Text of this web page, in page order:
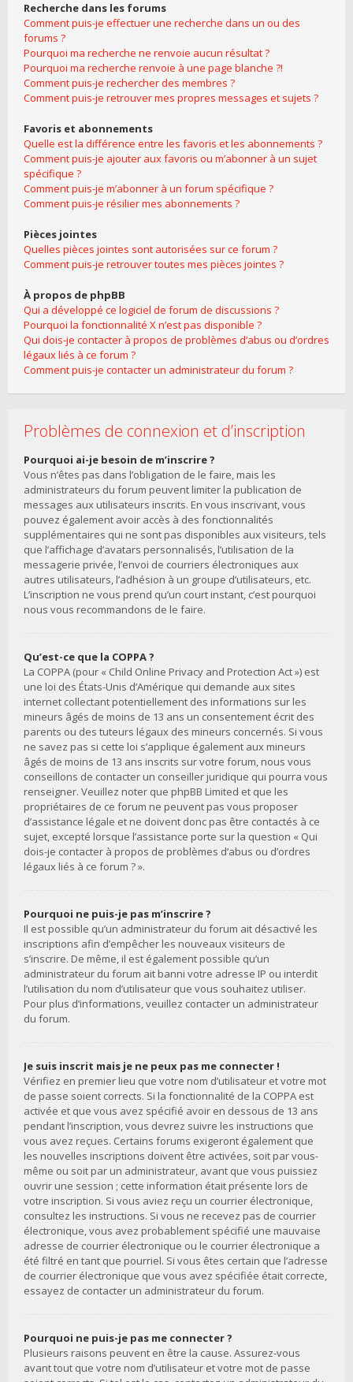
Recherche dans les forums
Comment puis-je effectuer une recherche dans un ou des
forums ?
Pourquoi ma recherche ne renvoie aucun résultat ?
Pourquoi ma recherche renvoie à une page blanche ?!
Comment puis-je rechercher des membres ?
Comment puis-je retrouver mes propres messages et sujets ?
Favoris et abonnements
Quelle est la différence entre les favoris et les abonnements ?
Comment puis-je ajouter aux favoris ou m’abonner à un sujet
spécifique ?
Comment puis-je m’abonner à un forum spécifique ?
Comment puis-je résilier mes abonnements ?
Pièces jointes
Quelles pièces jointes sont autorisées sur ce forum ?
Comment puis-je retrouver toutes mes pièces jointes ?
À propos de phpBB
Qui a développé ce logiciel de forum de discussions ?
Pourquoi la fonctionnalité X n’est pas disponible ?
Qui dois-je contacter à propos de problèmes d’abus ou d’ordres
légaux liés à ce forum ?
Comment puis-je contacter un administrateur du forum ?
Problèmes de connexion et d’inscription
Pourquoi ai-je besoin de m’inscrire ?
Vous n’êtes pas dans l’obligation de le faire, mais les
administrateurs du forum peuvent limiter la publication de
messages aux utilisateurs inscrits. En vous inscrivant, vous
pouvez également avoir accès à des fonctionnalités
supplémentaires qui ne sont pas disponibles aux visiteurs, tels
que l’affichage d’avatars personnalisés, l’utilisation de la
messagerie privée, l’envoi de courriers électroniques aux
autres utilisateurs, l’adhésion à un groupe d’utilisateurs, etc.
L’inscription ne vous prend qu’un court instant, c’est pourquoi
nous vous recommandons de le faire.
Qu’est-ce que la COPPA ?
La COPPA (pour « Child Online Privacy and Protection Act ») est
une loi des États-Unis d’Amérique qui demande aux sites
internet collectant potentiellement des informations sur les
mineurs âgés de moins de 13 ans un consentement écrit des
parents ou des tuteurs légaux des mineurs concernés. Si vous
ne savez pas si cette loi s’applique également aux mineurs
âgés de moins de 13 ans inscrits sur votre forum, nous vous
conseillons de contacter un conseiller juridique qui pourra vous
renseigner. Veuillez noter que phpBB Limited et que les
propriétaires de ce forum ne peuvent pas vous proposer
d’assistance légale et ne doivent donc pas être contactés à ce
sujet, excepté lorsque l’assistance porte sur la question « Qui
dois-je contacter à propos de problèmes d’abus ou d’ordres
légaux liés à ce forum ? ».
Pourquoi ne puis-je pas m’inscrire ?
Il est possible qu’un administrateur du forum ait désactivé les
inscriptions afin d’empêcher les nouveaux visiteurs de
s’inscrire. De même, il est également possible qu’un
administrateur du forum ait banni votre adresse IP ou interdit
l’utilisation du nom d’utilisateur que vous souhaitez utiliser.
Pour plus d’informations, veuillez contacter un administrateur
du forum.
Je suis inscrit mais je ne peux pas me connecter !
Vérifiez en premier lieu que votre nom d’utilisateur et votre mot
de passe soient corrects. Si la fonctionnalité de la COPPA est
activée et que vous avez spécifié avoir en dessous de 13 ans
pendant l’inscription, vous devrez suivre les instructions que
vous avez reçues. Certains forums exigeront également que
les nouvelles inscriptions doivent être activées, soit par vous-
même ou soit par un administrateur, avant que vous puissiez
ouvrir une session ; cette information était présente lors de
votre inscription. Si vous aviez reçu un courrier électronique,
consultez les instructions. Si vous ne recevez pas de courrier
électronique, vous avez probablement spécifié une mauvaise
adresse de courrier électronique ou le courrier électronique a
été filtré en tant que pourriel. Si vous êtes certain que l’adresse
de courrier électronique que vous avez spécifiée était correcte,
essayez de contacter un administrateur du forum.
Pourquoi ne puis-je pas me connecter ?
Plusieurs raisons peuvent en être la cause. Assurez-vous
avant tout que votre nom d’utilisateur et votre mot de passe